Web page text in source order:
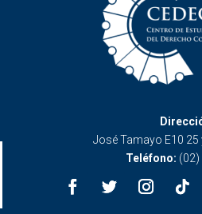
José Tamayo E10 25
Teléfono: (02)